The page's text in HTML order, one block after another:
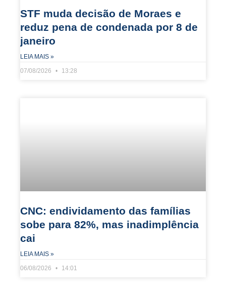
STF muda decisão de Moraes e
reduz pena de condenada por 8 de
janeiro
LEIA MAIS »
07/08/2026
13:28
CNC: endividamento das famílias
sobe para 82%, mas inadimplência
cai
LEIA MAIS »
06/08/2026
14:01